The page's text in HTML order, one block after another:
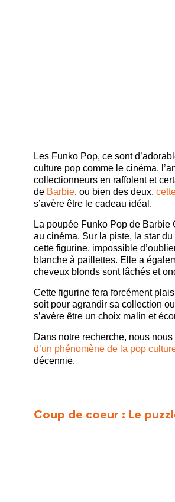
Les Funko Pop, ce sont
culture pop comme le cinéma,
collectionneurs en raffolent et
de Barbie, ou bien des deux,
s’avère être le cadeau idéal.
La poupée Funko Pop de
au cinéma. Sur la piste, la star
cette figurine, impossible
blanche à paillettes. Elle a
cheveux blonds sont lâchés et
Cette figurine fera forcément
soit pour agrandir sa collection
s’avère être un choix malin et
Dans notre recherche, nous
d’un phénomène de la pop
décennie.
Coup de coeur : Le